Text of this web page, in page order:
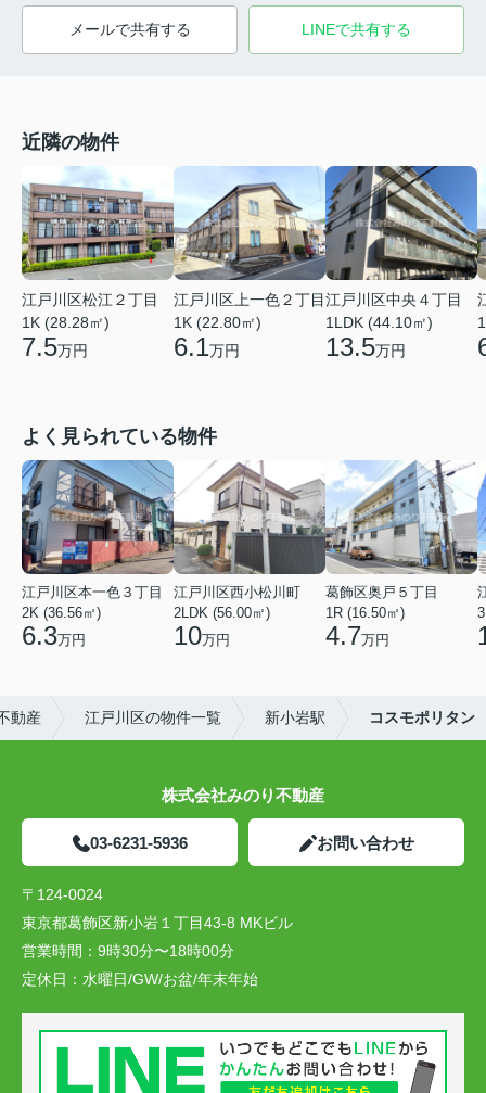
メールで共有する LINEで共有する
近隣の物件
江戸川区松江２丁目
1K (28.28㎡)
7.5万円
江戸川区上一色２丁目
1K (22.80㎡)
6.1万円
江戸川区中央４丁目
1LDK (44.10㎡)
13.5万円
よく見られている物件
江戸川区本一色３丁目
2K (36.56㎡)
6.3万円
江戸川区西小松川町
2LDK (56.00㎡)
10万円
葛飾区奥戸５丁目
1R (16.50㎡)
4.7万円
動産 江戸川区の物件一覧 新小岩駅 コスモポリタン
株式会社みのり不動産
03-6231-5936 お問い合わせ
〒124-0024
東京都葛飾区新小岩１丁目43-8 MKビル
営業時間： 9時30分〜18時00分
定休日： 水曜日/GW/お盆/年末年始